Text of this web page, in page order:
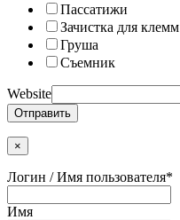
Пассатижи
Зачистка для клемм
Груша
Съемник
Website
Отправить
×
Логин / Имя пользователя*
Имя